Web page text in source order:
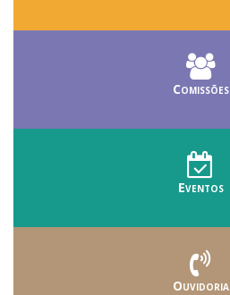
Comissões
Eventos
Ouvidoria